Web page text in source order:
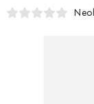
VČELÍ JED